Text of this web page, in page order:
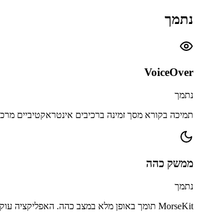
נתמך
VoiceOver
נתמך
תמיכה בקורא מסך זמינה ברכיבים אינטראקטיביים
ממשק כהה
נתמך
MorseKit תומך באופן מלא במצב כהה. האפליקציה עוקבת אוטומטית אחר הגדרת המראה של המערכת.